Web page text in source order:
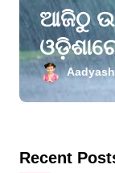
ଆଜିଠୁ
ୟେଲୋ
Recent